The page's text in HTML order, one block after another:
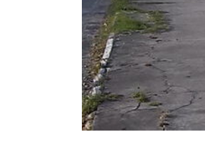
Chapa 1 –
Resistência e Luta
eleição do Sindisan
25 de julho de 2026
Eleição para
Executiva e
SINDISAN
24